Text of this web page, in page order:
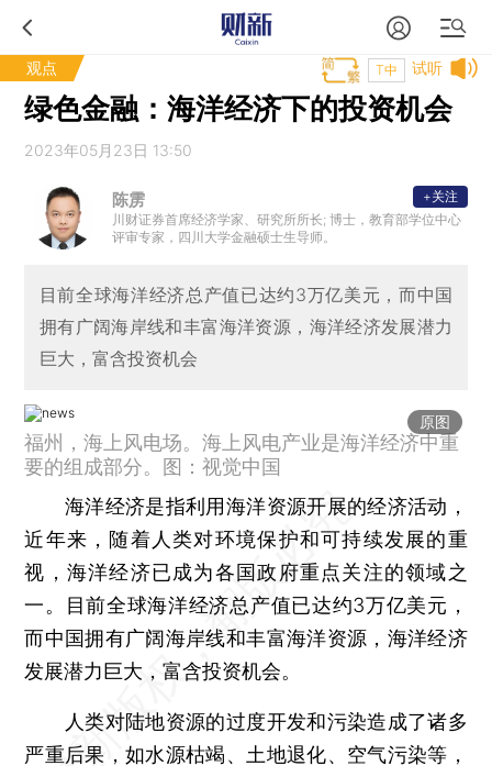
观点 试听
T中
绿色金融：海洋经济下的投资机会
2023年05月23日 13:50
陈雳
川财证券首席经济学家、研究所所长; 博士，教育部学位中心
评审专家，四川大学金融硕士生导师。
+关注
目前全球海洋经济总产值已达约3万亿美元，而中国
拥有广阔海岸线和丰富海洋资源，海洋经济发展潜力
巨大，富含投资机会
原图
福州，海上风电场。海上风电产业是海洋经济中重
要的组成部分。图：视觉中国
海洋经济是指利用海洋资源开展的经济活动，
近年来，随着人类对环境保护和可持续发展的重
视，海洋经济已成为各国政府重点关注的领域之
一。目前全球海洋经济总产值已达约3万亿美元，
而中国拥有广阔海岸线和丰富海洋资源，海洋经济
发展潜力巨大，富含投资机会。
人类对陆地资源的过度开发和污染造成了诸多
严重后果，如水源枯竭、土地退化、空气污染等，